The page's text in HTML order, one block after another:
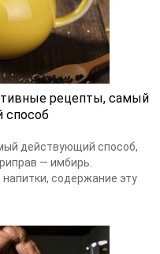
рецепты, самый
способ
действующий способ,
— имбирь.
содержание эту